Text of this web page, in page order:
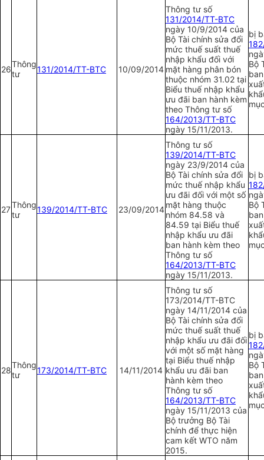
26
Thông
tư
131/2014/TT-BTC 10/09/2014
Thông tư số
131/2014/TT-BTC
ngày 10/9/2014 của
Bộ Tài chính sửa đổi
mức thuế suất thuế
nhập khẩu đối với
mặt hàng phân bón
thuộc nhóm 31.02 tại
Biểu thuế nhập khẩu
ưu đãi ban hành kèm
theo Thông tư số
164/2013/TT-BTC
ngày 15/11/2013.
bị
1
Bộ
27Thông
tư
139/2014/TT-BTC 23/09/2014
Thông tư số
139/2014/TT-BTC
ngày 23/9/2014 của
Bộ Tài chính sửa đổi
mức thuế nhập khẩu
ưu đãi đối với một số
mặt hàng thuộc
nhóm 84.58 và
84.59 tại Biểu thuế
nhập khẩu ưu đãi
ban hành kèm theo
Thông tư số
164/2013/TT-BTC
ngày 15/11/2013.
bị
1
Bộ
28
Thông
tư
173/2014/TT-BTC 14/11/2014
Thông tư số
173/2014/TT-BTC
ngày 14/11/2014 của
Bộ Tài chính sửa đổi
mức thuế suất thuế
nhập khẩu ưu đãi đối
với một số mặt hàng
tại Biểu thuế nhập
khẩu ưu đãi ban
hành kèm theo
Thông tư số
164/2013/TT-BTC
ngày 15/11/2013 của
Bộ trưởng Bộ Tài
chính để thực hiện
cam kết WTO năm
2015.
bị
1
Bộ